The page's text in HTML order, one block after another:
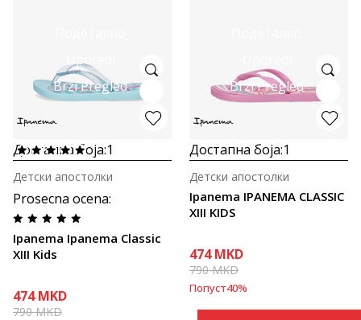
Uporedi
Brzi Pregled
Достапна боја:1
Prosecna ocena:
Ipanema Ipanema Classic
XIII Kids
Детски апостолки
474 MKD
790MKD
Brzi Pregled
Достапна боја:1
Ipanema IPANEMA CLASSIC
XIII KIDS
Детски апостолки
474 MKD
790MKD
Попуст40%